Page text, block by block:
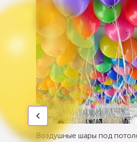
Воздушные шары под